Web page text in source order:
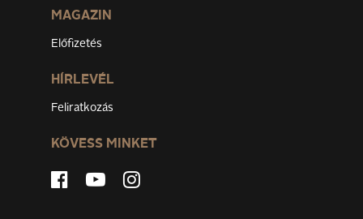
MAGAZIN
Előfizetés
HÍRLEVÉL
Feliratkozás
KÖVESS MINKET